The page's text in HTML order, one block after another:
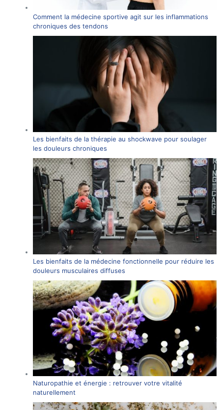
Comment la médecine sportive agit sur les inflammations
chroniques des tendons
Les bienfaits de la thérapie au shockwave pour soulager
les douleurs chroniques
Les bienfaits de la médecine fonctionnelle pour réduire les
douleurs musculaires diffuses
Naturopathie et énergie : retrouver votre vitalité
naturellement